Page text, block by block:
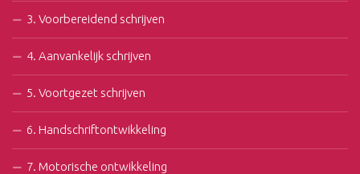
3. Voorbereidend schrijven
4. Aanvankelijk schrijven
5. Voortgezet schrijven
6. Handschriftontwikkeling
7. Motorische ontwikkeling